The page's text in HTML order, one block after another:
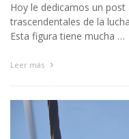
Hoy le dedicamos un
trascendentales de la
Esta figura tiene mucha …
Leer más